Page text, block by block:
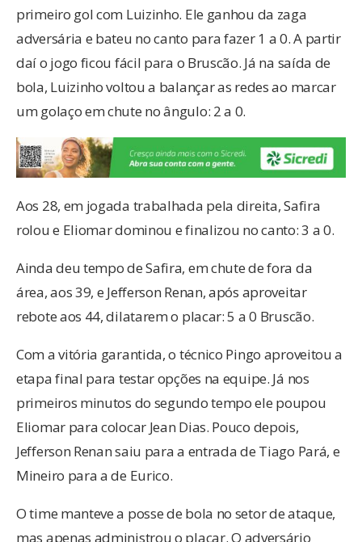
primeiro gol com Luizinho. Ele ganhou da zaga
adversária e bateu no canto para fazer 1 a 0. A partir
daí o jogo ficou fácil para o Bruscão. Já na saída de
bola, Luizinho voltou a balançar as redes ao marcar
um golaço em chute no ângulo: 2 a 0.
Aos 28, em jogada trabalhada pela direita, Safira
rolou e Eliomar dominou e finalizou no canto: 3 a 0.
Ainda deu tempo de Safira, em chute de fora da
área, aos 39, e Jefferson Renan, após aproveitar
rebote aos 44, dilatarem o placar: 5 a 0 Bruscão.
Com a vitória garantida, o técnico Pingo aproveitou a
etapa final para testar opções na equipe. Já nos
primeiros minutos do segundo tempo ele poupou
Eliomar para colocar Jean Dias. Pouco depois,
Jefferson Renan saiu para a entrada de Tiago Pará, e
Mineiro para a de Eurico.
O time manteve a posse de bola no setor de ataque,
mas apenas administrou o placar. O adversário